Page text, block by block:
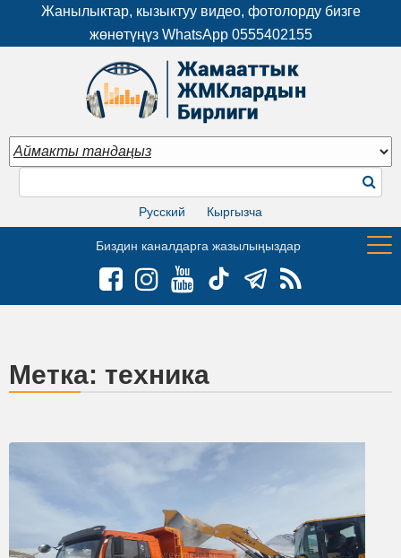
Жанылыктар, кызыктуу видео, фотолорду бизге
жөнөтүңүз WhatsApp 0555402155
Русский Кыргызча
Биздин каналдарга жазылыңыздар
Метка: техника